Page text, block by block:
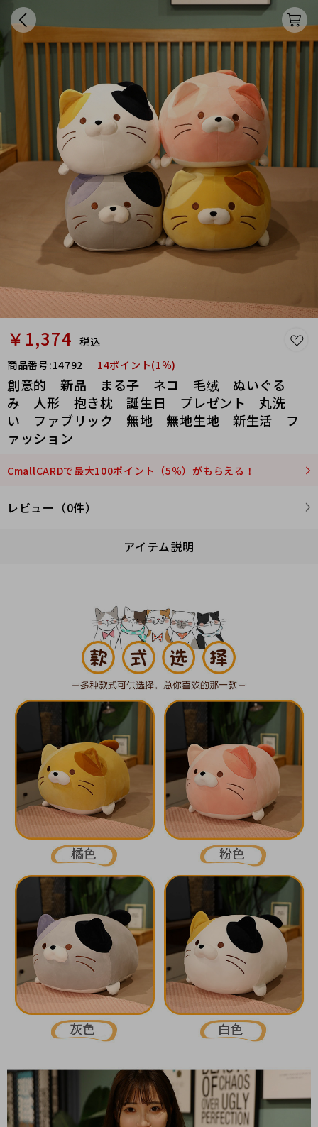
￥1,374 税込
商品番号:14792 14ポイント(1％)
創意的 新品 まる子 ネコ 毛绒 ぬいぐる
み 人形 抱き枕 誕生日 プレゼント 丸洗
い ファブリック 無地 無地生地 新生活 フ
ァッション
CmallCARDで最大100ポイント（5％）がもらえる！
レビュー（0件）
アイテム説明